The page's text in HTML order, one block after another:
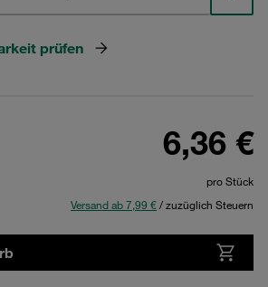
prüfen
6,36 €
pro Stück
Versand ab 7,99 €/ zuzüglich Steuern